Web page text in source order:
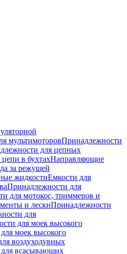
мультимоторовПринадлежности
для цепных
в бухтахНаправляющие
за режущей
жидкостиЕмкости для
Принадлежности для
для мотокос, триммеров и
и лескиПринадлежности
для
для моек высокого
моек высокого
воздуходувных
всасывающих